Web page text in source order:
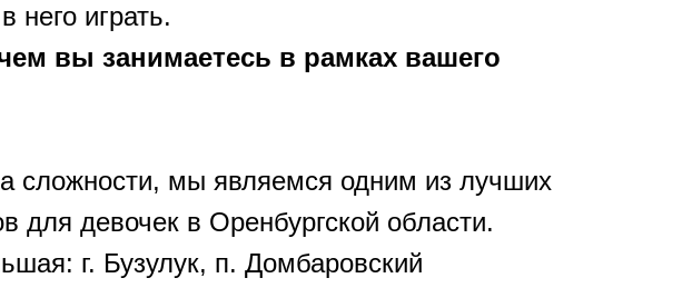
него играть.
вы занимаетесь в рамках вашего
сложности, мы являемся одним из лучших
для девочек в Оренбургской области.
г. Бузулук, п. Домбаровский